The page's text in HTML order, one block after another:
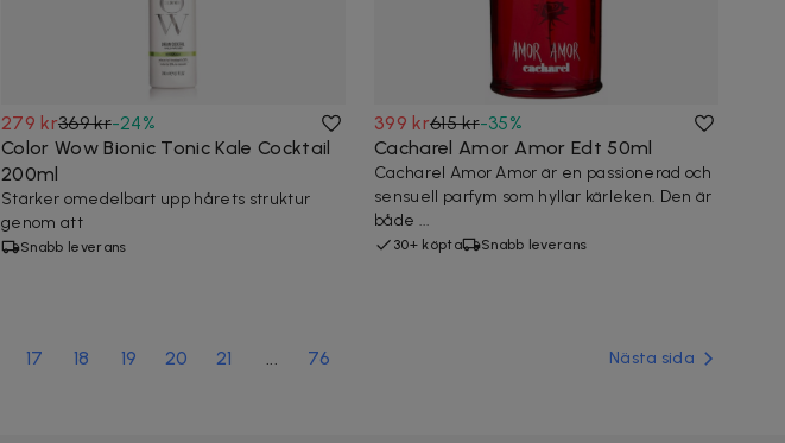
279 kr369 kr-24%
Color Wow Bionic Tonic Kale Cocktail
200ml
Stärker omedelbart upp hårets struktur
genom att
Snabb leverans
399 kr615 kr-35%
Cacharel Amor Amor Edt 50ml
Cacharel Amor Amor är en passionerad och
sensuell parfym som hyllar kärleken. Den är
både ...
30+ köpta Snabb leverans
17 18 19 20 21 ... 76 Nästa sida